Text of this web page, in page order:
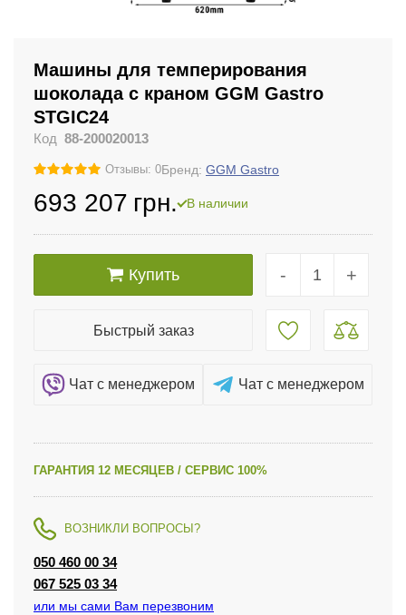
Машины для темперирования
шоколада с краном GGM Gastro
STGIC24
Код 88-200020013
Отзывы: 0Бренд: GGM Gastro
693 207 грн. В наличии
- +
Купить
Быстрый заказ
Чат c менеджером Чат c менеджером
ГАРАНТИЯ 12 МЕСЯЦЕВ / СЕРВИС 100%
ВОЗНИКЛИ ВОПРОСЫ?
050 460 00 34
067 525 03 34
или мы сами Вам перезвоним